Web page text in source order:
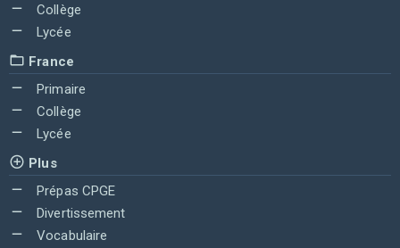
Collège
Lycée
France
Primaire
Collège
Lycée
Plus
Prépas CPGE
Divertissement
Vocabulaire